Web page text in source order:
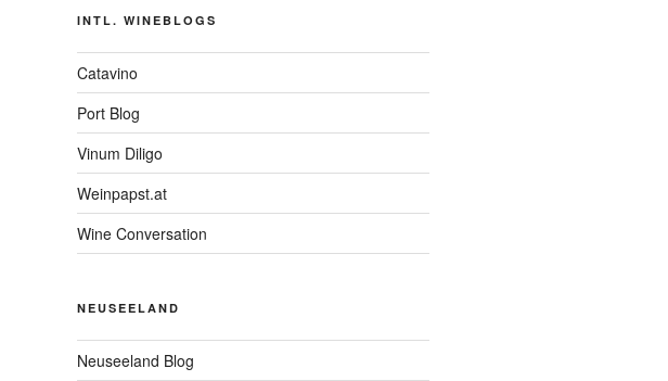
INTL. WINEBLOGS
Catavino
Port Blog
Vinum Diligo
Weinpapst.at
Wine Conversation
NEUSEELAND
Neuseeland Blog